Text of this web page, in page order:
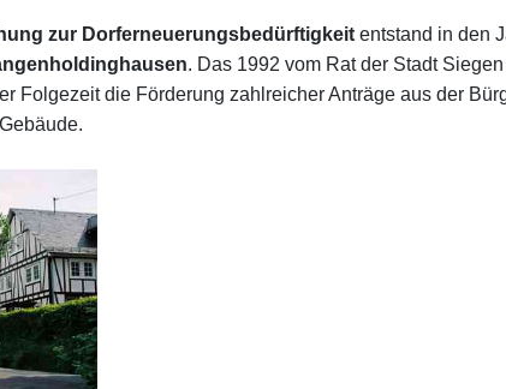
zur Dorferneuerungsbedürftigkeit entstand in den
. Das 1992 vom Rat der Stadt
Folgezeit die Förderung zahlreicher Anträge aus der